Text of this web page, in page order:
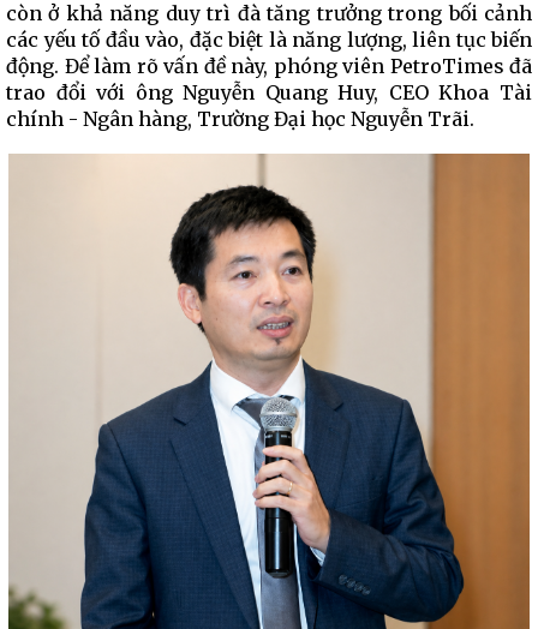
còn ở khả năng duy trì đà tăng trưởng trong bối cảnh
các yếu tố đầu vào, đặc biệt là năng lượng, liên tục biến
động. Để làm rõ vấn đề này, phóng viên PetroTimes đã
trao đổi với ông Nguyễn Quang Huy, CEO Khoa Tài
chính - Ngân hàng, Trường Đại học Nguyễn Trãi.